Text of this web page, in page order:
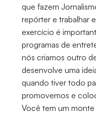
que fazem
repórter e trabalhar
exercício é
programas de
nós criamos outro
desenvolve uma
quando tiver todo
promovemos e
Você tem um